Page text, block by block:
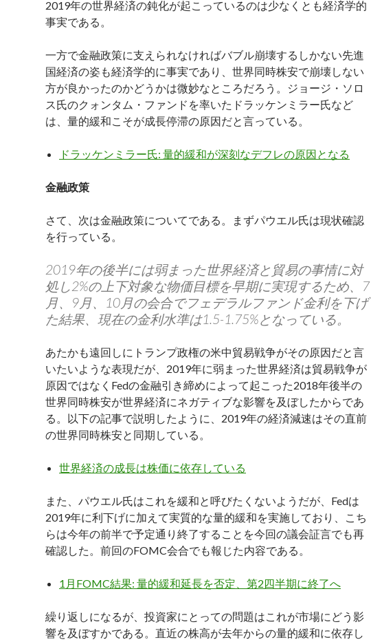
2019年の世界経済の鈍化が起こっているのは少なくとも経済学的
事実である。
一方で金融政策に支えられなければバブル崩壊するしかない先進
国経済の姿も経済学的に事実であり、世界同時株安で崩壊しない
方が良かったのかどうかは微妙なところだろう。ジョージ・ソロ
ス氏のクォンタム・ファンドを率いたドラッケンミラー氏など
は、量的緩和こそが成長停滞の原因だと言っている。
ドラッケンミラー氏: 量的緩和が深刻なデフレの原因となる
金融政策
さて、次は金融政策についてである。まずパウエル氏は現状確認
を行っている。
2019年の後半には弱まった世界経済と貿易の事情に対
処し2%の上下対象な物価目標を早期に実現するため、7
月、9月、10月の会合でフェデラルファンド金利を下げ
た結果、現在の金利水準は1.5-1.75%となっている。
あたかも遠回しにトランプ政権の米中貿易戦争がその原因だと言
いたいような表現だが、2019年に弱まった世界経済は貿易戦争が
原因ではなくFedの金融引き締めによって起こった2018年後半の
世界同時株安が世界経済にネガティブな影響を及ぼしたからであ
る。以下の記事で説明したように、2019年の経済減速はその直前
の世界同時株安と同期している。
世界経済の成長は株価に依存している
また、パウエル氏はこれを緩和と呼びたくないようだが、Fedは
2019年に利下げに加えて実質的な量的緩和を実施しており、こち
らは今年の前半で予定通り終了することを今回の議会証言でも再
確認した。前回のFOMC会合でも報じた内容である。
1月FOMC結果: 量的緩和延長を否定、第2四半期に終了へ
繰り返しになるが、投資家にとっての問題はこれが市場にどう影
響を及ぼすかである。直近の株高が去年からの量的緩和に依存し